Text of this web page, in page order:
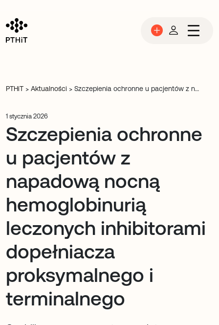
PTHiT > Aktualności > Szczepienia ochronne u pacjentów z napadową nocną hemoglobinurią leczonych inhibitorami dopełniacza proksymalnego i terminalnego
1 stycznia 2026
Szczepienia ochronne
u pacjentów z
napadową nocną
hemoglobinurią
leczonych inhibitorami
dopełniacza
proksymalnego i
terminalnego